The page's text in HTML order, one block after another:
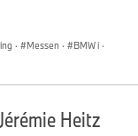
· Messen · BMW i ·
Heitz